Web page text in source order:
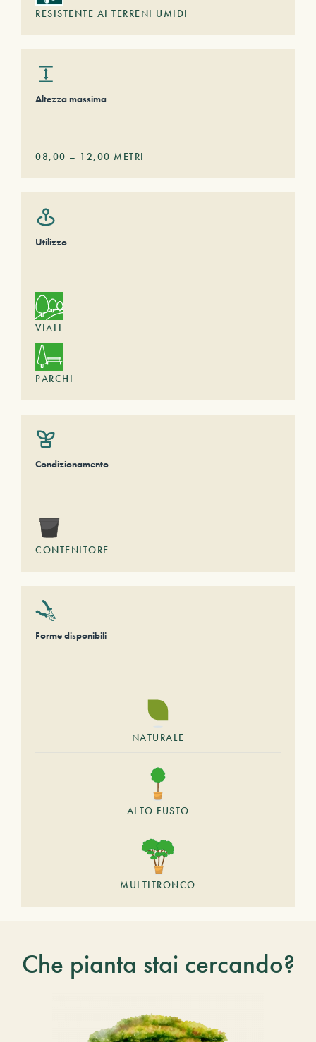
RESISTENTE AI TERRENI UMIDI
Altezza massima
08,00 – 12,00 METRI
Utilizzo
VIALI
PARCHI
Condizionamento
CONTENITORE
Forme disponibili
NATURALE
ALTO FUSTO
MULTITRONCO
Che pianta stai cercando?